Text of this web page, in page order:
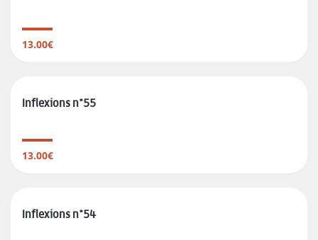
13.00€
Inflexions n°55
13.00€
Inflexions n°54